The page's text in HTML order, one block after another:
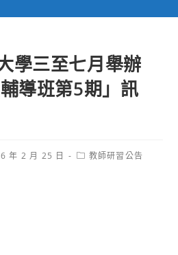
學三至七月舉辦
導班第5期」訊
年 2 月 25 日
Post教師研習公告